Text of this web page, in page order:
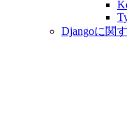
Djangoに関